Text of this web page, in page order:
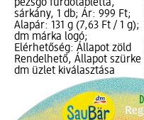
pezsgő fürdőtabletta,
sárkány, 1 db; Ár: 999 Ft;
Alapár: 131 g (7,63 Ft / 1 g);
dm márka logó;
Elérhetőség: Állapot zöld
Rendelhető, Állapot szürke
dm üzlet kiválasztása